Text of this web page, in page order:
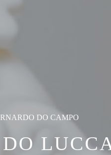
DO CAMPO